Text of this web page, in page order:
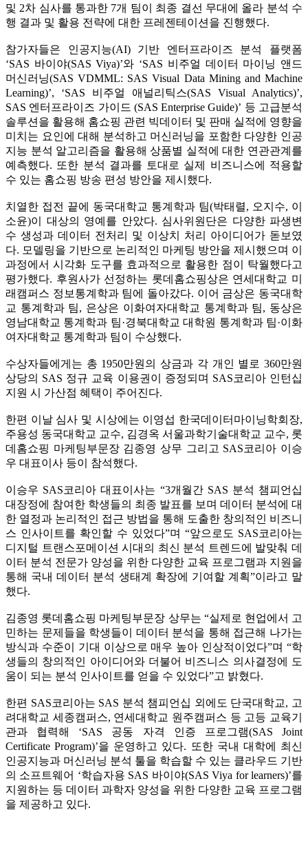
및 2차 심사를 통과한 7개 팀이 최종 결선 무대에 올라 분석 수
행 결과 및 활용 전략에 대한 프레젠테이션을 진행했다.
참가자들은 인공지능(AI) 기반 엔터프라이즈 분석 플랫폼
‘SAS 바이야(SAS Viya)’와 ‘SAS 비주얼 데이터 마이닝 앤드
머신러닝(SAS VDMML: SAS Visual Data Mining and Machine
Learning)’, ‘SAS 비주얼 애널리틱스(SAS Visual Analytics)’,
SAS 엔터프라이즈 가이드 (SAS Enterprise Guide)’ 등 고급분석
솔루션을 활용해 홈쇼핑 관련 빅데이터 및 판매 실적에 영향을
미치는 요인에 대해 분석하고 머신러닝을 포함한 다양한 인공
지능 분석 알고리즘을 활용해 상품별 실적에 대한 연관관계를
예측했다. 또한 분석 결과를 토대로 실제 비즈니스에 적용할
수 있는 홈쇼핑 방송 편성 방안을 제시했다.
치열한 접전 끝에 동국대학교 통계학과 팀(박태렬, 오지수, 이
소윤)이 대상의 영예를 안았다. 심사위원단은 다양한 파생변
수 생성과 데이터 전처리 및 이상치 처리 아이디어가 돋보였
다. 모델링을 기반으로 논리적인 마케팅 방안을 제시했으며 이
과정에서 시각화 도구를 효과적으로 활용한 점이 탁월했다고
평가했다. 후원사가 선정하는 롯데홈쇼핑상은 연세대학교 미
래캠퍼스 정보통계학과 팀에 돌아갔다. 이어 금상은 동국대학
교 통계학과 팀, 은상은 이화여자대학교 통계학과 팀, 동상은
영남대학교 통계학과 팀·경북대학교 대학원 통계학과 팀·이화
여자대학교 통계학과 팀이 수상했다.
수상자들에게는 총 1950만원의 상금과 각 개인 별로 360만원
상당의 SAS 정규 교육 이용권이 증정되며 SAS코리아 인턴십
지원 시 가산점 혜택이 주어진다.
한편 이날 심사 및 시상에는 이영섭 한국데이터마이닝학회장,
주용성 동국대학교 교수, 김경옥 서울과학기술대학교 교수, 롯
데홈쇼핑 마케팅부문장 김종영 상무 그리고 SAS코리아 이승
우 대표이사 등이 참석했다.
이승우 SAS코리아 대표이사는 “3개월간 SAS 분석 챔피언십
대장정에 참여한 학생들의 최종 발표를 보며 데이터 분석에 대
한 열정과 논리적인 접근 방법을 통해 도출한 창의적인 비즈니
스 인사이트를 확인할 수 있었다”며 “앞으로도 SAS코리아는
디지털 트랜스포메이션 시대의 최신 분석 트렌드에 발맞춰 데
이터 분석 전문가 양성을 위한 다양한 교육 프로그램과 지원을
통해 국내 데이터 분석 생태계 확장에 기여할 계획”이라고 말
했다.
김종영 롯데홈쇼핑 마케팅부문장 상무는 “실제로 현업에서 고
민하는 문제들을 학생들이 데이터 분석을 통해 접근해 나가는
방식과 수준이 기대 이상으로 매우 높아 인상적이었다”며 “학
생들의 창의적인 아이디어와 더불어 비즈니스 의사결정에 도
움이 되는 분석 인사이트를 얻을 수 있었다”고 밝혔다.
한편 SAS코리아는 SAS 분석 챔피언십 외에도 단국대학교, 고
려대학교 세종캠퍼스, 연세대학교 원주캠퍼스 등 고등 교육기
관과 협력해 ‘SAS 공동 자격 인증 프로그램(SAS Joint
Certificate Program)’을 운영하고 있다. 또한 국내 대학에 최신
인공지능과 머신러닝 분석 툴을 학습할 수 있는 클라우드 기반
의 소프트웨어 ‘학습자용 SAS 바이야(SAS Viya for learners)’를
지원하는 등 데이터 과학자 양성을 위한 다양한 교육 프로그램
을 제공하고 있다.